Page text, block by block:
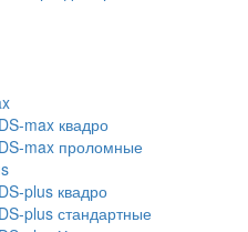
max квадро
max проломные
plus квадро
plus стандартные